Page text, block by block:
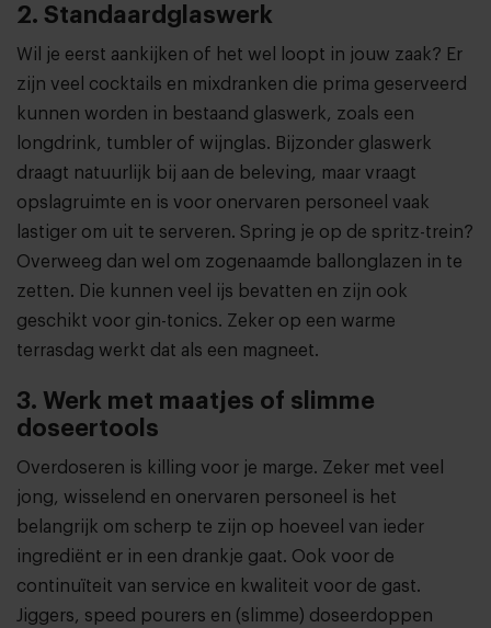
2. Standaardglaswerk
Wil je eerst aankijken of het wel loopt in jouw zaak? Er
zijn veel cocktails en mixdranken die prima geserveerd
kunnen worden in bestaand glaswerk, zoals een
longdrink, tumbler of wijnglas. Bijzonder glaswerk
draagt natuurlijk bij aan de beleving, maar vraagt
opslagruimte en is voor onervaren personeel vaak
lastiger om uit te serveren. Spring je op de spritz-trein?
Overweeg dan wel om zogenaamde ballonglazen in te
zetten. Die kunnen veel ijs bevatten en zijn ook
geschikt voor gin-tonics. Zeker op een warme
terrasdag werkt dat als een magneet.
3. Werk met maatjes of slimme
doseertools
Overdoseren is killing voor je marge. Zeker met veel
jong, wisselend en onervaren personeel is het
belangrijk om scherp te zijn op hoeveel van ieder
ingrediënt er in een drankje gaat. Ook voor de
continuïteit van service en kwaliteit voor de gast.
Jiggers, speed pourers en (slimme) doseerdoppen